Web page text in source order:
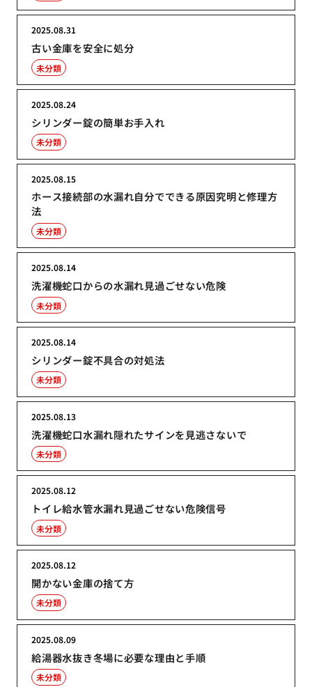
古い金庫を安全に処分
2025.08.31
未分類
シリンダー錠の簡単お手入れ
2025.08.24
未分類
ホース接続部の水漏れ自分でできる原因究明と修理方
法
2025.08.15
未分類
洗濯機蛇口からの水漏れ見過ごせない危険
2025.08.14
未分類
シリンダー錠不具合の対処法
2025.08.14
未分類
洗濯機蛇口水漏れ隠れたサインを見逃さないで
2025.08.13
未分類
トイレ給水管水漏れ見過ごせない危険信号
2025.08.12
未分類
開かない金庫の捨て方
2025.08.12
未分類
給湯器水抜き冬場に必要な理由と手順
2025.08.09
未分類